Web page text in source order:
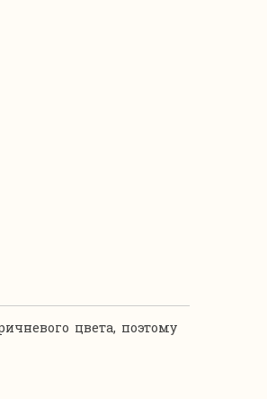
цвета, поэтому